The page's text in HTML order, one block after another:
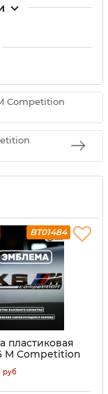
Competition
BT01484
пластиковая
M Competition
руб